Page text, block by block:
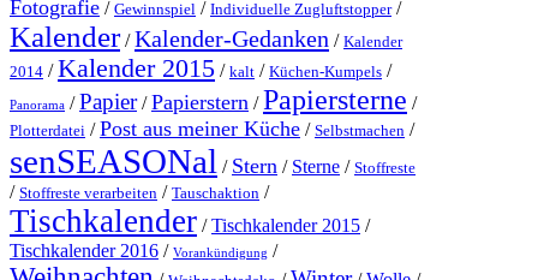
Fotografie / Gewinnspiel / Individuelle Zugluftstopper/
Kalender/Kalender-Gedanken / Kalender
2014 /Kalender 2015 / kalt / Küchen-Kumpels /
Panorama /Papier/Papierstern /Papiersterne /
Plotterdatei /Post aus meiner Küche / Selbstmachen /
senSEASONal / Stern / Sterne / Stoffreste
/ Stoffreste verarbeiten / Tauschaktion /
Tischkalender /Tischkalender 2015 /
Tischkalender 2016 / Vorankündigung /